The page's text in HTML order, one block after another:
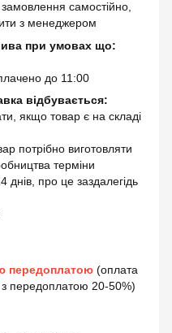
самостійно,
з менеджером
при умовах що:
до 11:00
відбувається:
якщо товар є на складі
потрібно виготовляти
терміни
днів, про це заздалегідь
передоплатою (оплата
передоплатою 20-50%)